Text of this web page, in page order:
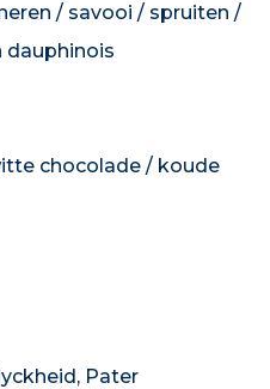
/ savooi / spruiten /
dauphinois
chocolade / koude
Pater